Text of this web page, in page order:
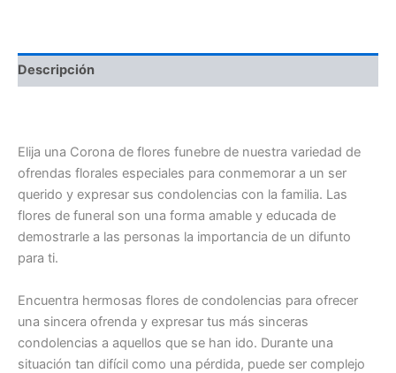
Descripción
Elija una Corona de flores funebre de nuestra variedad de
ofrendas florales especiales para conmemorar a un ser
querido y expresar sus condolencias con la familia. Las
flores de funeral son una forma amable y educada de
demostrarle a las personas la importancia de un difunto
para ti.
Encuentra hermosas flores de condolencias para ofrecer
una sincera ofrenda y expresar tus más sinceras
condolencias a aquellos que se han ido. Durante una
situación tan difícil como una pérdida, puede ser complejo